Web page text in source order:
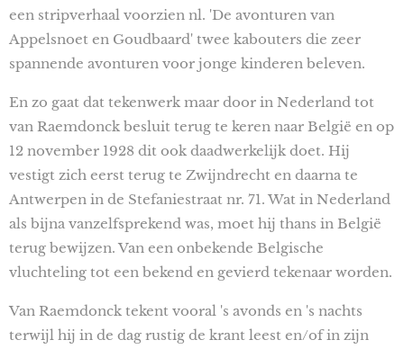
een stripverhaal voorzien nl. 'De avonturen van
Appelsnoet en Goudbaard' twee kabouters die zeer
spannende avonturen voor jonge kinderen beleven.
En zo gaat dat tekenwerk maar door in Nederland tot
van Raemdonck besluit terug te keren naar België en op
12 november 1928 dit ook daadwerkelijk doet. Hij
vestigt zich eerst terug te Zwijndrecht en daarna te
Antwerpen in de Stefaniestraat nr. 71. Wat in Nederland
als bijna vanzelfsprekend was, moet hij thans in België
terug bewijzen. Van een onbekende Belgische
vluchteling tot een bekend en gevierd tekenaar worden.
Van Raemdonck tekent vooral 's avonds en 's nachts
terwijl hij in de dag rustig de krant leest en/of in zijn